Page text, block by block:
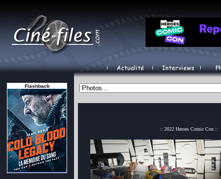
Flashback
:: 2022 Heroes Comic Con ::